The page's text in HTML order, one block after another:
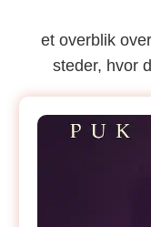
et overblik
steder, hvor